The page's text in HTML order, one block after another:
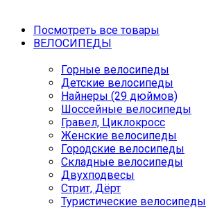
Посмотреть все товары
ВЕЛОСИПЕДЫ
Горные велосипеды
Детские велосипеды
Найнеры (29 дюймов)
Шоссейные велосипеды
Гравел, Циклокросс
Женские велосипеды
Городcкие велосипеды
Складные велосипеды
Двухподвесы
Стрит, Дёрт
Туристические велосипеды